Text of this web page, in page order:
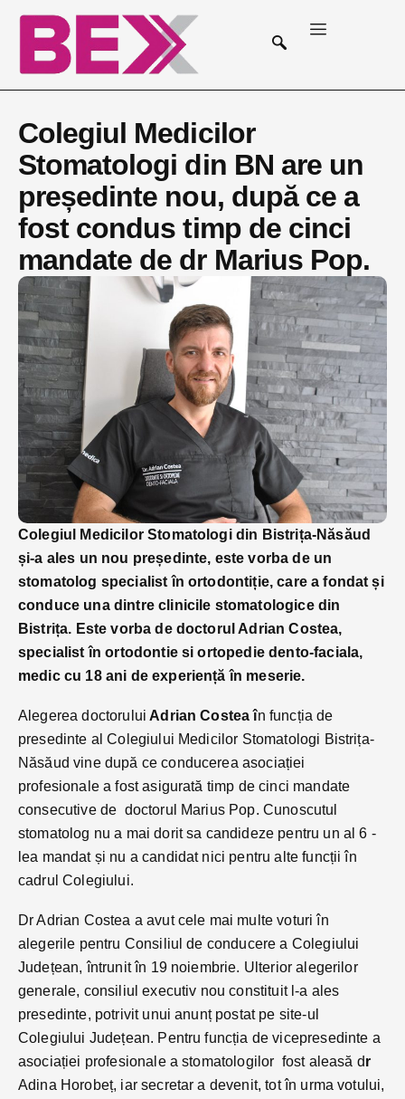
Colegiul Medicilor
Stomatologi din BN are un
președinte nou, după ce a
fost condus timp de cinci
mandate de dr Marius Pop.
Colegiul Medicilor Stomatologi din Bistrița-Năsăud
și-a ales un nou președinte, este vorba de un
stomatolog specialist în ortodontiție, care a fondat și
conduce una dintre clinicile stomatologice din
Bistrița. Este vorba de doctorul Adrian Costea,
specialist în ortodontie si ortopedie dento-faciala,
medic cu 18 ani de experiență în meserie.
Alegerea doctorului Adrian Costea în funcția de
presedinte al Colegiului Medicilor Stomatologi Bistrița-
Năsăud vine după ce conducerea asociației
profesionale a fost asigurată timp de cinci mandate
consecutive de doctorul Marius Pop. Cunoscutul
stomatolog nu a mai dorit sa candideze pentru un al 6 -
lea mandat și nu a candidat nici pentru alte funcții în
cadrul Colegiului.
Dr Adrian Costea a avut cele mai multe voturi în
alegerile pentru Consiliul de conducere a Colegiului
Județean, întrunit în 19 noiembrie. Ulterior alegerilor
generale, consiliul executiv nou constituit l-a ales
presedinte, potrivit unui anunț postat pe site-ul
Colegiului Județean. Pentru funcția de vicepresedinte a
asociației profesionale a stomatologilor fost aleasă dr
Adina Horobeț, iar secretar a devenit, tot în urma votului,